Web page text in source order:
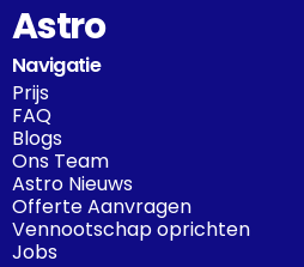
Astro
Navigatie
Prijs
FAQ
Blogs
Ons Team
Astro Nieuws
Offerte Aanvragen
Vennootschap oprichten
Jobs